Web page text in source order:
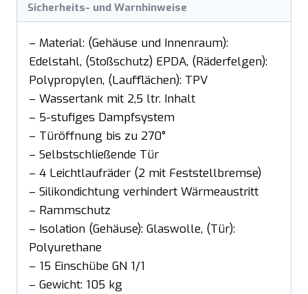
Sicherheits- und Warnhinweise
– Material: (Gehäuse und Innenraum):
Edelstahl, (Stoßschutz) EPDA, (Räderfelgen):
Polypropylen, (Laufflächen): TPV
– Wassertank mit 2,5 ltr. Inhalt
– 5-stufiges Dampfsystem
– Türöffnung bis zu 270°
– Selbstschließende Tür
– 4 Leichtlaufräder (2 mit Feststellbremse)
– Silikondichtung verhindert Wärmeaustritt
– Rammschutz
– Isolation (Gehäuse): Glaswolle, (Tür):
Polyurethane
– 15 Einschübe GN 1/1
– Gewicht: 105 kg